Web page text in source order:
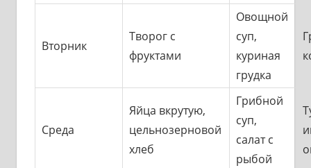
Вторник
Творог с
фруктами
Овощной
суп,
куриная
грудка
Среда
Яйца вкрутую,
цельнозерновой
хлеб
Грибной
суп,
салат с
рыбой